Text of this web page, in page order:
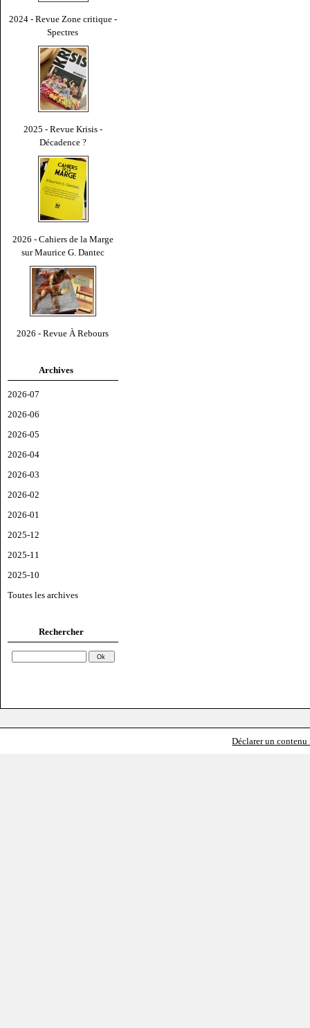
2024 - Revue Zone critique -
Spectres
2025 - Revue Krisis -
Décadence ?
2026 - Cahiers de la Marge
sur Maurice G. Dantec
2026 - Revue À Rebours
Archives
2026-07
2026-06
2026-05
2026-04
2026-03
2026-02
2026-01
2025-12
2025-11
2025-10
Toutes les archives
Rechercher
Déclarer un